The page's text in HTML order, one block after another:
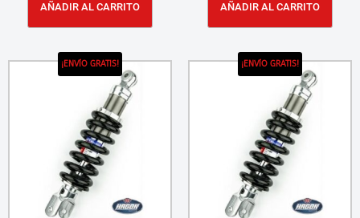
AÑADIR AL CARRITO AÑADIR AL CARRITO
¡ENVÍO GRATIS! ¡ENVÍO GRATIS!